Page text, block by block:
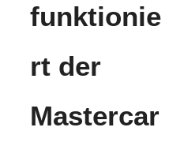
funktionie
rt der
Mastercar